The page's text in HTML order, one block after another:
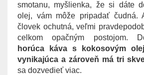
smotanu, myšlienka, že si dáte
olej, vám môže pripadať čudná.
človek ochutná, veľmi
celkom opačným postojom.
horúca káva s kokosovým
vynikajúca a zároveň má tri
sa dozvedieť viac.